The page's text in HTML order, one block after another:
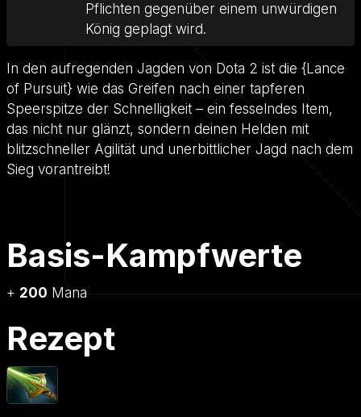
Pflichten gegenüber einem unwürdigen
König geplagt wird.
In den aufregenden Jagden von Dota 2 ist die {Lance
of Pursuit} wie das Greifen nach einer tapferen
Speerspitze der Schnelligkeit – ein fesselndes Item,
das nicht nur glänzt, sondern deinen Helden mit
blitzschneller Agilität und unerbittlicher Jagd nach dem
Sieg vorantreibt!
Basis-Kampfwerte
+ 200 Mana
Rezept